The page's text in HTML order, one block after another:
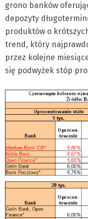
grono banków
depozyty
produktów o
trend, który
przez kolejne
się podwyżek stóp